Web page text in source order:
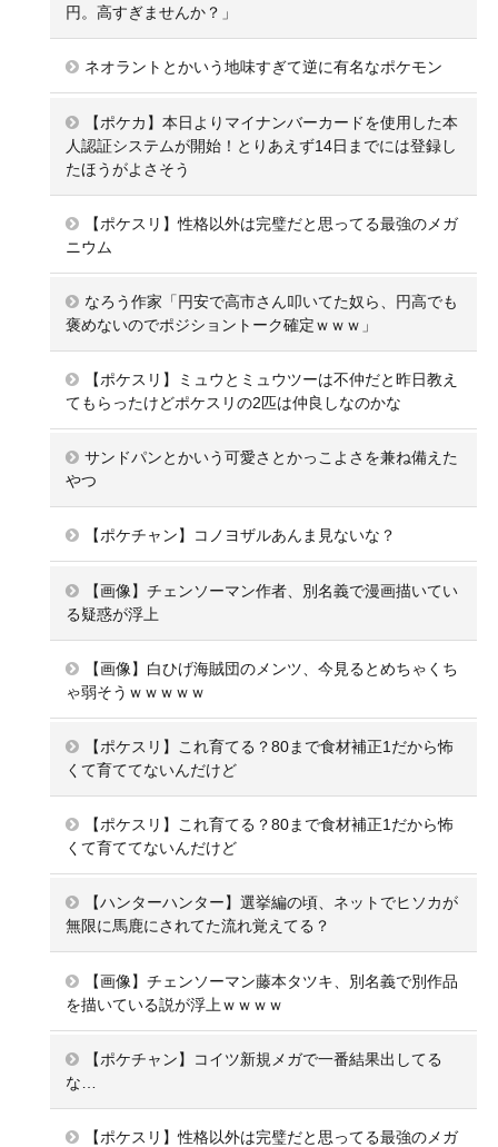
円。高すぎませんか？」
ネオラントとかいう地味すぎて逆に有名なポケモン
【ポケカ】本日よりマイナンバーカードを使用した本
人認証システムが開始！とりあえず14日までには登録し
たほうがよさそう
【ポケスリ】性格以外は完璧だと思ってる最強のメガ
ニウム
なろう作家「円安で高市さん叩いてた奴ら、円高でも
褒めないのでポジショントーク確定ｗｗｗ」
【ポケスリ】ミュウとミュウツーは不仲だと昨日教え
てもらったけどポケスリの2匹は仲良しなのかな
サンドパンとかいう可愛さとかっこよさを兼ね備えた
やつ
【ポケチャン】コノヨザルあんま見ないな？
【画像】チェンソーマン作者、別名義で漫画描いてい
る疑惑が浮上
【画像】白ひげ海賊団のメンツ、今見るとめちゃくち
ゃ弱そうｗｗｗｗｗ
【ポケスリ】これ育てる？80まで食材補正1だから怖
くて育ててないんだけど
【ポケスリ】これ育てる？80まで食材補正1だから怖
くて育ててないんだけど
【ハンターハンター】選挙編の頃、ネットでヒソカが
無限に馬鹿にされてた流れ覚えてる？
【画像】チェンソーマン藤本タツキ、別名義で別作品
を描いている説が浮上ｗｗｗｗ
【ポケチャン】コイツ新規メガで一番結果出してる
な…
【ポケスリ】性格以外は完璧だと思ってる最強のメガ